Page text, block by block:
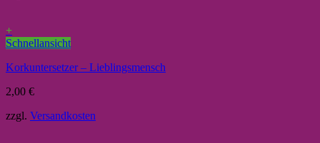
+
Schnellansicht
Korkuntersetzer – Lieblingsmensch
2,00 €
zzgl. Versandkosten